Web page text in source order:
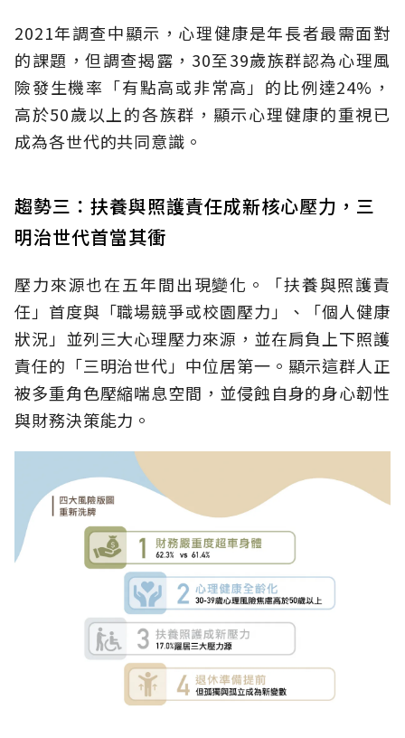
2021年調查中顯示，心理健康是年長者最需面對
的課題，但調查揭露，30至39歲族群認為心理風
險發生機率「有點高或非常高」的比例達24%，
高於50歲以上的各族群，顯示心理健康的重視已
成為各世代的共同意識。
趨勢三：扶養與照護責任成新核心壓力，三
明治世代首當其衝
壓力來源也在五年間出現變化。「扶養與照護責
任」首度與「職場競爭或校園壓力」、「個人健康
狀況」並列三大心理壓力來源，並在肩負上下照護
責任的「三明治世代」中位居第一。顯示這群人正
被多重角色壓縮喘息空間，並侵蝕自身的身心韌性
與財務決策能力。